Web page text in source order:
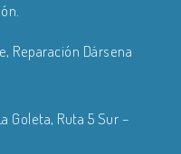
Reparación Dársena
Goleta, Ruta 5 Sur –